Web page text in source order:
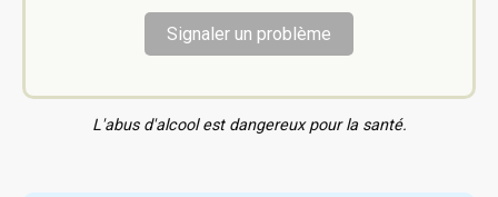
Signaler un problème
L'abus d'alcool est dangereux pour la santé.